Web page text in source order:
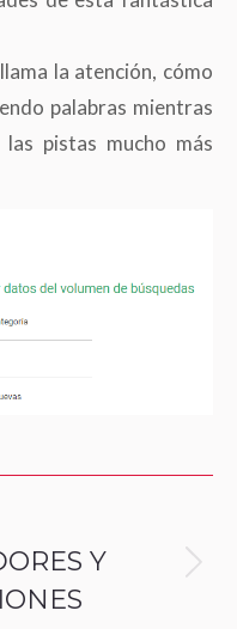
la atención, cómo
palabras mientras
pistas mucho más
Y